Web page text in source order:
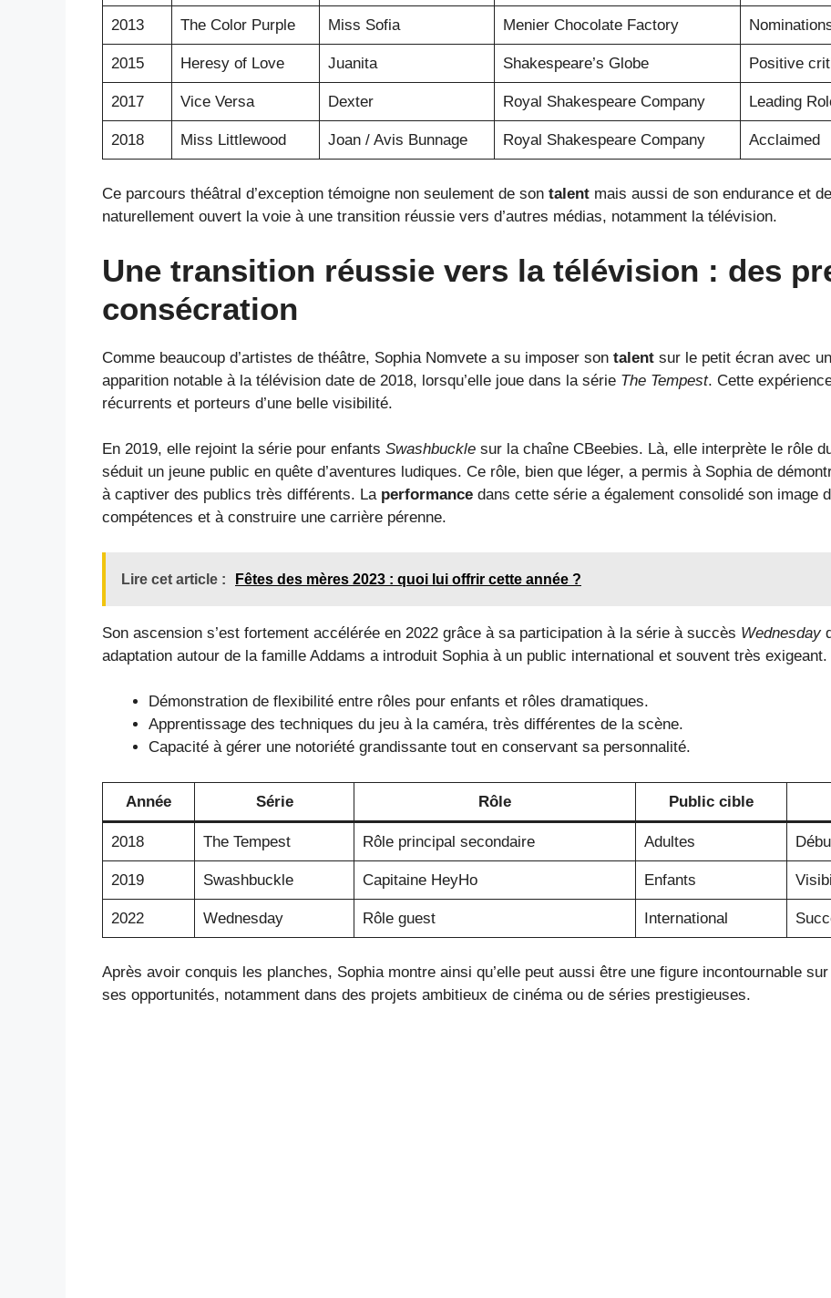
2013 The Color Purple Miss Sofia Menier Chocolate Factory
2015 Heresy of Love Juanita Shakespeare’s Globe Positive
2017 Vice Versa Dexter Royal Shakespeare Company Leading
2018 Miss Littlewood Joan / Avis Bunnage Royal Shakespeare Company Acclaimed
Ce parcours théâtral d’exception témoigne non seulement de son talent mais aussi de son endurance et
naturellement ouvert la voie à une transition réussie vers d’autres médias, notamment la télévision.
Une transition réussie vers la télévision : des
consécration
Comme beaucoup d’artistes de théâtre, Sophia Nomvete a su imposer son talent sur le petit écran avec
apparition notable à la télévision date de 2018, lorsqu’elle joue dans la série The Tempest. Cette
récurrents et porteurs d’une belle visibilité.
En 2019, elle rejoint la série pour enfants Swashbuckle sur la chaîne CBeebies. Là, elle interprète le rôle
séduit un jeune public en quête d’aventures ludiques. Ce rôle, bien que léger, a permis à Sophia de
à captiver des publics très différents. La performance dans cette série a également consolidé son image
compétences et à construire une carrière pérenne.
Lire cet article : Fêtes des mères 2023 : quoi lui offrir cette année ?
Son ascension s’est fortement accélérée en 2022 grâce à sa participation à la série à succès Wednesday
adaptation autour de la famille Addams a introduit Sophia à un public international et souvent très exigeant.
Démonstration de flexibilité entre rôles pour enfants et rôles dramatiques.
Apprentissage des techniques du jeu à la caméra, très différentes de la scène.
Capacité à gérer une notoriété grandissante tout en conservant sa personnalité.
Année Série Rôle Public cible
2018 The Tempest Rôle principal secondaire Adultes
2019 Swashbuckle Capitaine HeyHo Enfants
2022 Wednesday Rôle guest International
Après avoir conquis les planches, Sophia montre ainsi qu’elle peut aussi être une figure incontournable
ses opportunités, notamment dans des projets ambitieux de cinéma ou de séries prestigieuses.